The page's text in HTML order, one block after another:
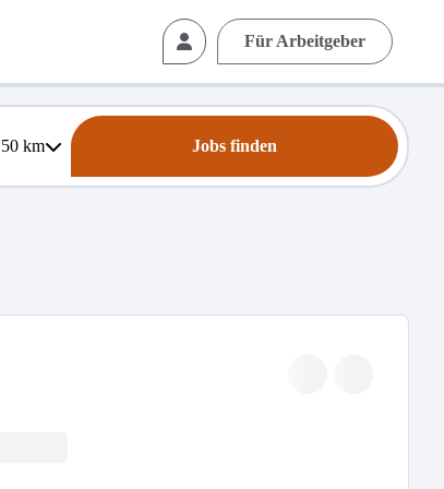
Für Arbeitgeber
50km Jobs finden